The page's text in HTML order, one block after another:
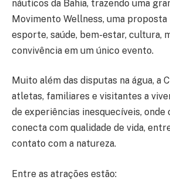
náuticos da Bahia, trazendo uma
Movimento Wellness, uma proposta
esporte, saúde, bem-estar, cultura,
convivência em um único evento.
Muito além das disputas na água, a
atletas, familiares e visitantes a
de experiências inesquecíveis, onde
conecta com qualidade de vida,
contato com a natureza.
Entre as atrações estão: